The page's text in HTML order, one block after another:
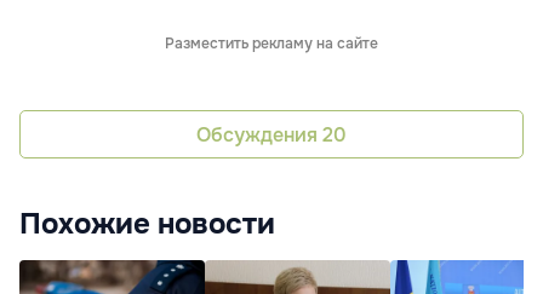
Разместить рекламу на сайте
Обсуждения 20
Похожие новости